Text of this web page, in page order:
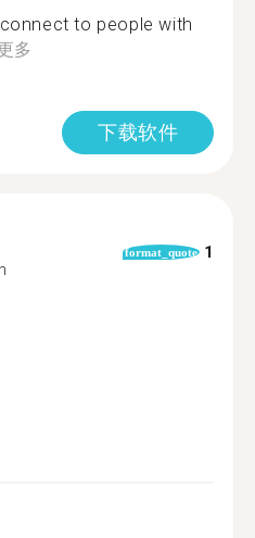
to people with
多
下载软件
format_quote 1